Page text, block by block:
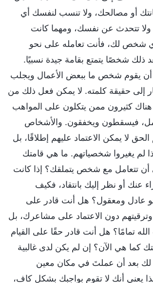
أو مصالحك، ولا تنسب لنفسك أي
تتحدث عن نفسك، ومهما كانت
شخص لك، فأنت تعامله على نحو
ذلك شخصًا يتمتع بقامة جيدة نسبيًا.
يقوم شخص ما ببعض الأعمال ويجلب
إلى حقيقة كلمته. لا يمكن فعل ذلك من
كثيرون ممن يتكلون على المواهب
فيسقطون ويخفقون. والأشخاص
لا يمكن الاعتماد عليهم إطلاقًا، بل
لم يغيروا شخصياتهم. ما هي قامتك
أن تتعامل مع شخص يتملقك؟ إذا كانت
عنك أو نظر إليك بانتقاد، فكيف
عادل ومعقول؟ هل أنت قادر على
دون الاعتماد على مشاعرك، بل
تمامًا؟ هل أنت قادر حقًا على القيام
كما هي الآن؟ إن لم يكن لدى غالبية
لك بعد أن عملتَ في مكان معين
يعني أنك لا تقوم بواجبك بشكل كاف،